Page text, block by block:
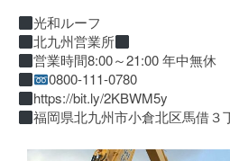
光和ルーフ
北九州営業所
営業時間8:00～21:00 年中無休
0800-111-0780
https://bit.ly/2KBWM5y
福岡県北九州市小倉北区馬借３